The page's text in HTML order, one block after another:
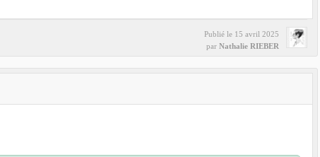
Publié le 15 avril 2025
parNathalie RIEBER